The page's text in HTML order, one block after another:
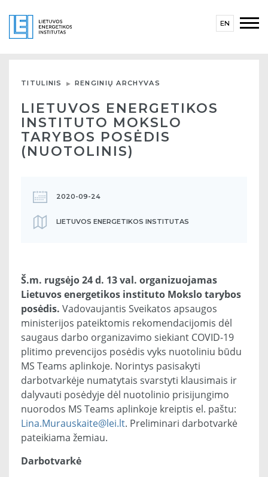
EN
TITULINIS RENGINIŲ ARCHYVAS
LIETUVOS ENERGETIKOS
INSTITUTO MOKSLO
TARYBOS POSĖDIS
(NUOTOLINIS)
2020-09-24
LIETUVOS ENERGETIKOS INSTITUTAS
Š.m. rugsėjo 24 d. 13 val. organizuojamas
Lietuvos energetikos instituto Mokslo tarybos
posėdis. Vadovaujantis Sveikatos apsaugos
ministerijos pateiktomis rekomendacijomis dėl
saugaus darbo organizavimo siekiant COVID-19
plitimo prevencijos posėdis vyks nuotoliniu būdu
MS Teams aplinkoje. Norintys pasisakyti
darbotvarkėje numatytais svarstyti klausimais ir
dalyvauti posėdyje dėl nuotolinio prisijungimo
nuorodos MS Teams aplinkoje kreiptis el. paštu:
Lina.Murauskaite@lei.lt. Preliminari darbotvarkė
pateikiama žemiau.
Darbotvarkė